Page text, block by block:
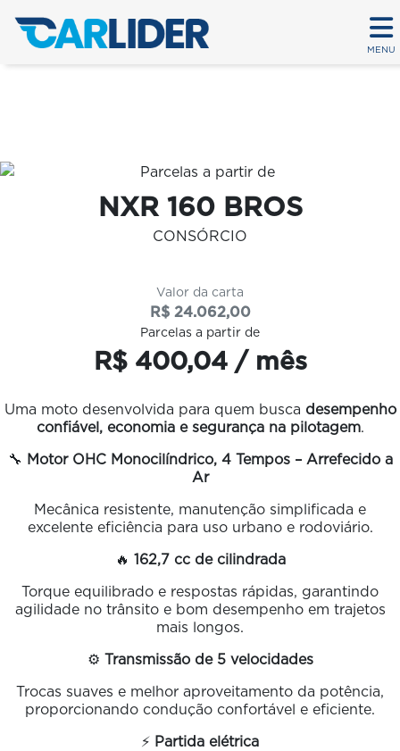
MENU
NXR 160 BROS
CONSÓRCIO
Valor da carta
R$ 24.062,00
Parcelas a partir de
R$ 400,04 / mês
Uma moto desenvolvida para quem busca desempenho
confiável, economia e segurança na pilotagem.
🔧 Motor OHC Monocilíndrico, 4 Tempos – Arrefecido a
Ar
Mecânica resistente, manutenção simplificada e
excelente eficiência para uso urbano e rodoviário.
🔥 162,7 cc de cilindrada
Torque equilibrado e respostas rápidas, garantindo
agilidade no trânsito e bom desempenho em trajetos
mais longos.
⚙️ Transmissão de 5 velocidades
Trocas suaves e melhor aproveitamento da potência,
proporcionando condução confortável e eficiente.
⚡ Partida elétrica